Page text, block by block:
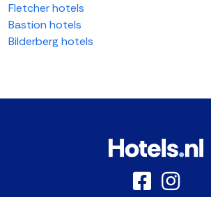
Fletcher hotels
Bastion hotels
Bilderberg hotels